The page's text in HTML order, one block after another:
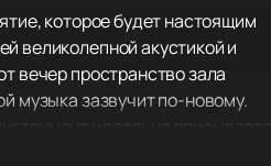
которое будет настоящим
великолепной акустикой и
вечер пространство зала
музыка зазвучит по-новому.
идеально вписывается
элементом концерта,